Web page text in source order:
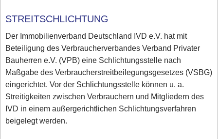
STREITSCHLICHTUNG
Der Immobilienverband Deutschland IVD e.V. hat mit
Beteiligung des Verbraucherverbandes Verband Privater
Bauherren e.V. (VPB) eine Schlichtungsstelle nach
Maßgabe des Verbraucherstreitbeilegungsgesetzes (VSBG)
eingerichtet. Vor der Schlichtungsstelle können u. a.
Streitigkeiten zwischen Verbrauchern und Mitgliedern des
IVD in einem außergerichtlichen Schlichtungsverfahren
beigelegt werden.